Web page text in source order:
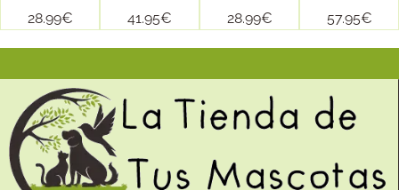
28.99€ 41.95€ 28.99€ 57.95€